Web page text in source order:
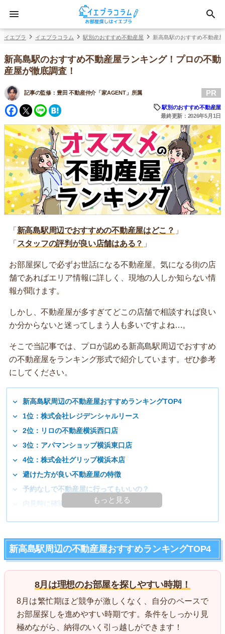
イエプラ イエプラコラム 駅別のおすすめ不動産屋 新高島駅のおすすめ不動産
新高島駅のおすすめ不動産屋ランキング！プロの不動
産屋が徹底調査！
記事の監修： 豊田 不動産仲介「家AGENT」所属
Facebook
Twitter
Line
PR
駅別のおすすめ不動産屋
最終更新：2026年5月1日
「 新高島駅周辺でおすすめの不動産屋はどこ？ 」
「 スタッフの評判が良い店舗はある？ 」
お部屋探しで必ずお世話になる不動産屋。気になる街の店
舗であればエリア情報に詳しく、現地の人しか知らない情
報が聞けます。
しかし、不動産屋が多すぎてどこの店舗で相談すれば良い
か分からないと迷ってしまう人も多いですよね…。
そこで当記事では、プロが認める新高島駅周辺でおすすめ
の不動産屋をランキング形式で紹介しています。ぜひ参考
にしてください。
新高島駅周辺の不動産屋おすすめランキングTOP4
1位：株式会社レジデンシャルリース
2位：リロの不動産横浜西口店
3位：アパマンショップ横浜東口店
4位：株式会社グリップ横浜本店
避けた方が良い不動産屋の特徴
予約なしで不動産屋に行ってもいいの？
内見時に確認しておくと良いポイント
もっと見る
新高島駅周辺の不動産屋おすすめランキングTOP4
8月は理想のお部屋を探しやすい時期！
8月は繁忙期ほど競争が激しくなく、自分のペースで
お部屋探しを進めやすい時期です。条件をしっかり見
極めながら、納得のいく引っ越しができます！